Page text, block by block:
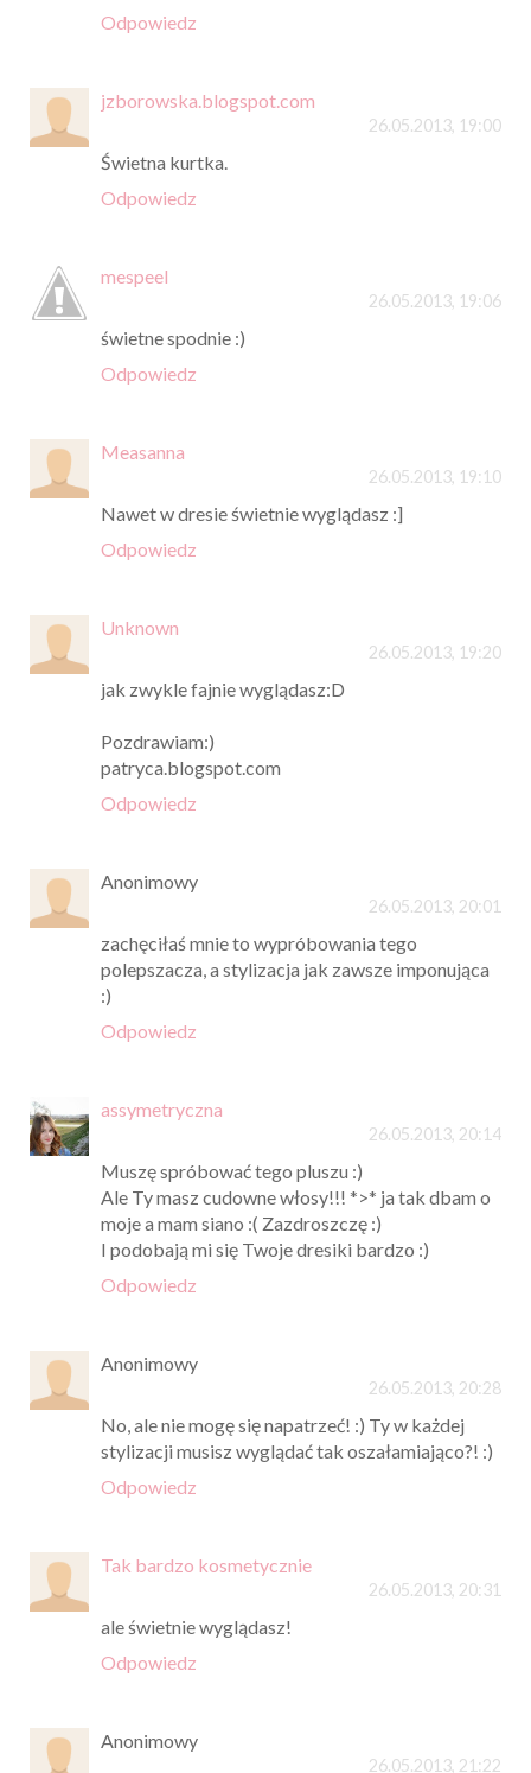
Odpowiedz
jzborowska.blogspot.com
26.05.2013, 19:00
Świetna kurtka.
Odpowiedz
mespeel
26.05.2013, 19:06
świetne spodnie :)
Odpowiedz
Measanna
26.05.2013, 19:10
Nawet w dresie świetnie wyglądasz :]
Odpowiedz
Unknown
26.05.2013, 19:20
jak zwykle fajnie wyglądasz:D
Pozdrawiam:)
patryca.blogspot.com
Odpowiedz
Anonimowy
26.05.2013, 20:01
zachęciłaś mnie to wypróbowania tego
polepszacza, a stylizacja jak zawsze imponująca
:)
Odpowiedz
assymetryczna
26.05.2013, 20:14
Muszę spróbować tego pluszu :)
Ale Ty masz cudowne włosy!!! *>* ja tak dbam o
moje a mam siano :( Zazdroszczę :)
I podobają mi się Twoje dresiki bardzo :)
Odpowiedz
Anonimowy
26.05.2013, 20:28
No, ale nie mogę się napatrzeć! :) Ty w każdej
stylizacji musisz wyglądać tak oszałamiająco?! :)
Odpowiedz
Tak bardzo kosmetycznie
26.05.2013, 20:31
ale świetnie wyglądasz!
Odpowiedz
Anonimowy
26.05.2013, 21:22